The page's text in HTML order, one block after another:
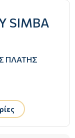
SIMBA
ΠΛΑΤΗΣ